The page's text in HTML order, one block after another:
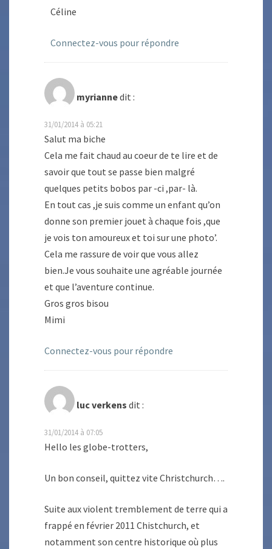
Céline
Connectez-vous pour répondre
myriannedit :
31/01/2014 à 05:21
Salut ma biche
Cela me fait chaud au coeur de te lire et de
savoir que tout se passe bien malgré
quelques petits bobos par -ci ,par- là.
En tout cas ,je suis comme un enfant qu’on
donne son premier jouet à chaque fois ,que
je vois ton amoureux et toi sur une photo’.
Cela me rassure de voir que vous allez
bien.Je vous souhaite une agréable journée
et que l’aventure continue.
Gros gros bisou
Mimi
Connectez-vous pour répondre
luc verkens dit :
31/01/2014 à 07:05
Hello les globe-trotters,
Un bon conseil, quittez vite Christchurch….
Suite aux violent tremblement de terre qui a
frappé en février 2011 Chistchurch, et
notamment son centre historique où plus